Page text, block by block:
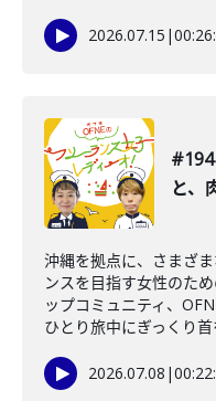
2026.07.15 |
#194
と、
沖縄を拠点に、さまざ
ンスを目指す女性のた
ップコミュニティ、
ひとり旅中にぎっくり
2026.07.08 |